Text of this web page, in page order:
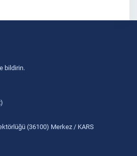
bildirin.
(36100) Merkez / KARS